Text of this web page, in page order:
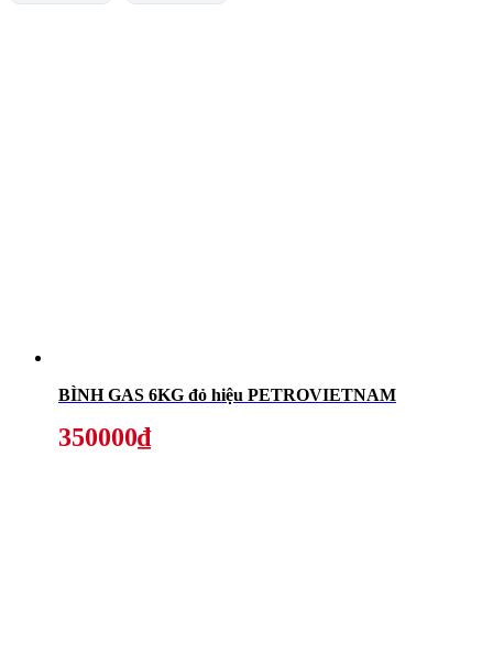
BÌNH GAS 6KG đỏ hiệu PETROVIETNAM
350000₫